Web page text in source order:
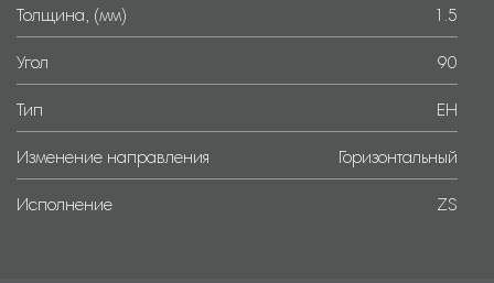
Толщина, (мм) 1.5
Угол 90
Тип EH
Изменение направления Горизонтальный
Исполнение ZS